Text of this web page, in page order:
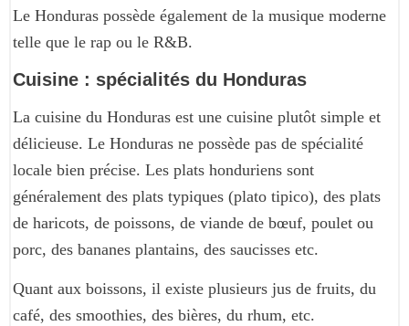
Le Honduras possède également de la musique moderne
telle que le rap ou le R&B.
Cuisine : spécialités du Honduras
La cuisine du Honduras est une cuisine plutôt simple et
délicieuse. Le Honduras ne possède pas de spécialité
locale bien précise. Les plats honduriens sont
généralement des plats typiques (plato tipico), des plats
de haricots, de poissons, de viande de bœuf, poulet ou
porc, des bananes plantains, des saucisses etc.
Quant aux boissons, il existe plusieurs jus de fruits, du
café, des smoothies, des bières, du rhum, etc.